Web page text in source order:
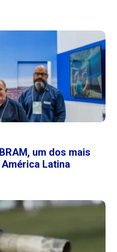
um dos mais
Latina